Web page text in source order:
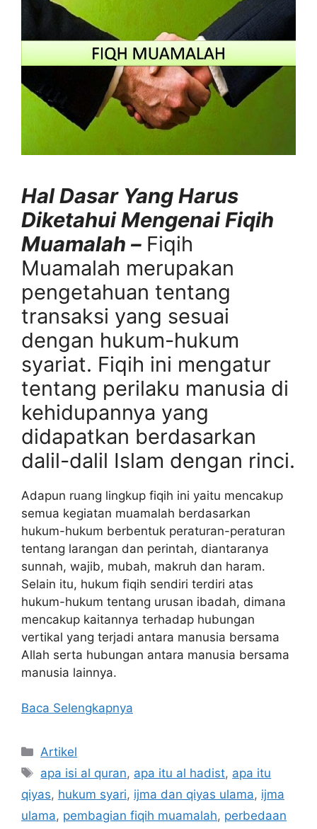
Hal Dasar Yang Harus
Diketahui Mengenai Fiqih
Muamalah – Fiqih
Muamalah merupakan
pengetahuan tentang
transaksi yang sesuai
dengan hukum-hukum
syariat. Fiqih ini mengatur
tentang perilaku manusia di
kehidupannya yang
didapatkan berdasarkan
dalil-dalil Islam dengan rinci.
Adapun ruang lingkup fiqih ini yaitu mencakup
semua kegiatan muamalah berdasarkan
hukum-hukum berbentuk peraturan-peraturan
tentang larangan dan perintah, diantaranya
sunnah, wajib, mubah, makruh dan haram.
Selain itu, hukum fiqih sendiri terdiri atas
hukum-hukum tentang urusan ibadah, dimana
mencakup kaitannya terhadap hubungan
vertikal yang terjadi antara manusia bersama
Allah serta hubungan antara manusia bersama
manusia lainnya.
Baca Selengkapnya
Kategori
Artikel
Tag
apa isi al quran, apa itu al hadist, apa itu
qiyas, hukum syari, ijma dan qiyas ulama, ijma
ulama, pembagian fiqih muamalah, perbedaan